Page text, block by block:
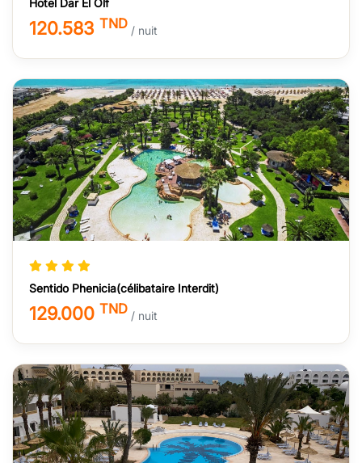
Hotel Dar El Olf
120.583 TND / nuit
Sentido Phenicia(célibataire Interdit)
129.000 TND / nuit